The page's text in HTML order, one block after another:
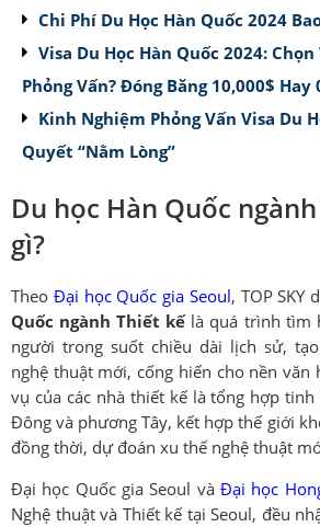
Chi Phí Du Học Hàn Quốc 2024
Visa Du Học Hàn Quốc 2024:
Phỏng Vấn? Đóng Băng 10,000$ Hay
Kinh Nghiệm Phỏng Vấn Visa Du
Quyết “Nằm Lòng”
Du học Hàn Quốc
gì?
Theo Đại học Quốc gia Seoul, TOP SKY
Quốc ngành Thiết kếlà quá trình tìm
người trong suốt chiều dài lịch sử,
nghệ thuật mới, cống hiến cho nền văn
vụ của các nhà thiết kế là tổng hợp
Đông và phương Tây, kết hợp thế giới
đồng thời, dự đoán xu thế nghệ thuật
Đại học Quốc gia Seoul và Đại học
Nghệ thuật và Thiết kế tại Seoul, đều